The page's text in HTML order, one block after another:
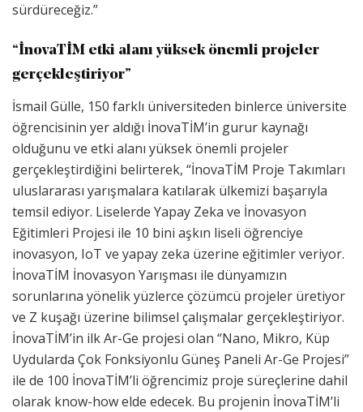
sürdüreceğiz.”
“İnovaTİM etki alanı yüksek önemli projeler
gerçekleştiriyor”
İsmail Gülle, 150 farklı üniversiteden binlerce üniversite
öğrencisinin yer aldığı İnovaTİM’in gurur kaynağı
olduğunu ve etki alanı yüksek önemli projeler
gerçekleştirdiğini belirterek, “İnovaTİM Proje Takımları
uluslararası yarışmalara katılarak ülkemizi başarıyla
temsil ediyor. Liselerde Yapay Zeka ve İnovasyon
Eğitimleri Projesi ile 10 bini aşkın liseli öğrenciye
inovasyon, IoT ve yapay zeka üzerine eğitimler veriyor.
İnovaTİM İnovasyon Yarışması ile dünyamızın
sorunlarına yönelik yüzlerce çözümcü projeler üretiyor
ve Z kuşağı üzerine bilimsel çalışmalar gerçekleştiriyor.
İnovaTİM’in ilk Ar-Ge projesi olan “Nano, Mikro, Küp
Uydularda Çok Fonksiyonlu Güneş Paneli Ar-Ge Projesi”
ile de 100 İnovaTİM’li öğrencimiz proje süreçlerine dahil
olarak know-how elde edecek. Bu projenin İnovaTİM’li